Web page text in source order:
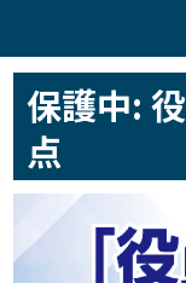
保護中:
点